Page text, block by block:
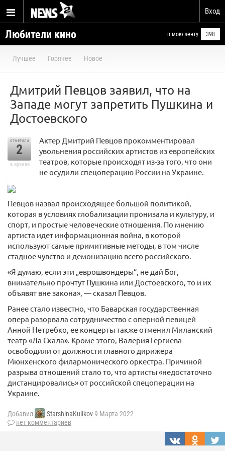
Вход
Любители кино в мою ленту 398
Лучшее Горячее Новое
Дмитрий Певцов заявил, что на
Западе могут запретить Пушкина и
Достоевского
отметили
2
в архиве
Актер Дмитрий Певцов прокомментировал
увольнения российских артистов из европейских
театров, которые происходят из-за того, что они
не осудили спецоперацию России на Украине.
Певцов назвал происходящее большой политикой,
которая в условиях глобализации пронизала и культуру, и
спорт, и простые человеческие отношения. По мнению
артиста идет информационная война, в которой
используют самые примитивные методы, в том числе
стадное чувство и демонизацию всего российского.
«Я думаю, если эти „еврошвондеры“, не дай Бог,
внимательно прочтут Пушкина или Достоевского, то и их
объявят вне закона», — сказал Певцов.
Ранее стало известно, что Баварская государственная
опера разорвала сотрудничество с оперной певицей
Анной Нетребко, ее концерты также отменил Миланский
театр «Ла Скала». Кроме этого, Валерия Гергиева
освободили от должности главного дирижера
Мюнхенского филармонического оркестра. Причиной
разрыва отношений стало то, что артисты «недостаточно
дистанцировались» от российской спецоперации на
Украине.
Добавил StarshinaKulikov9 Марта 2022
нет комментариев